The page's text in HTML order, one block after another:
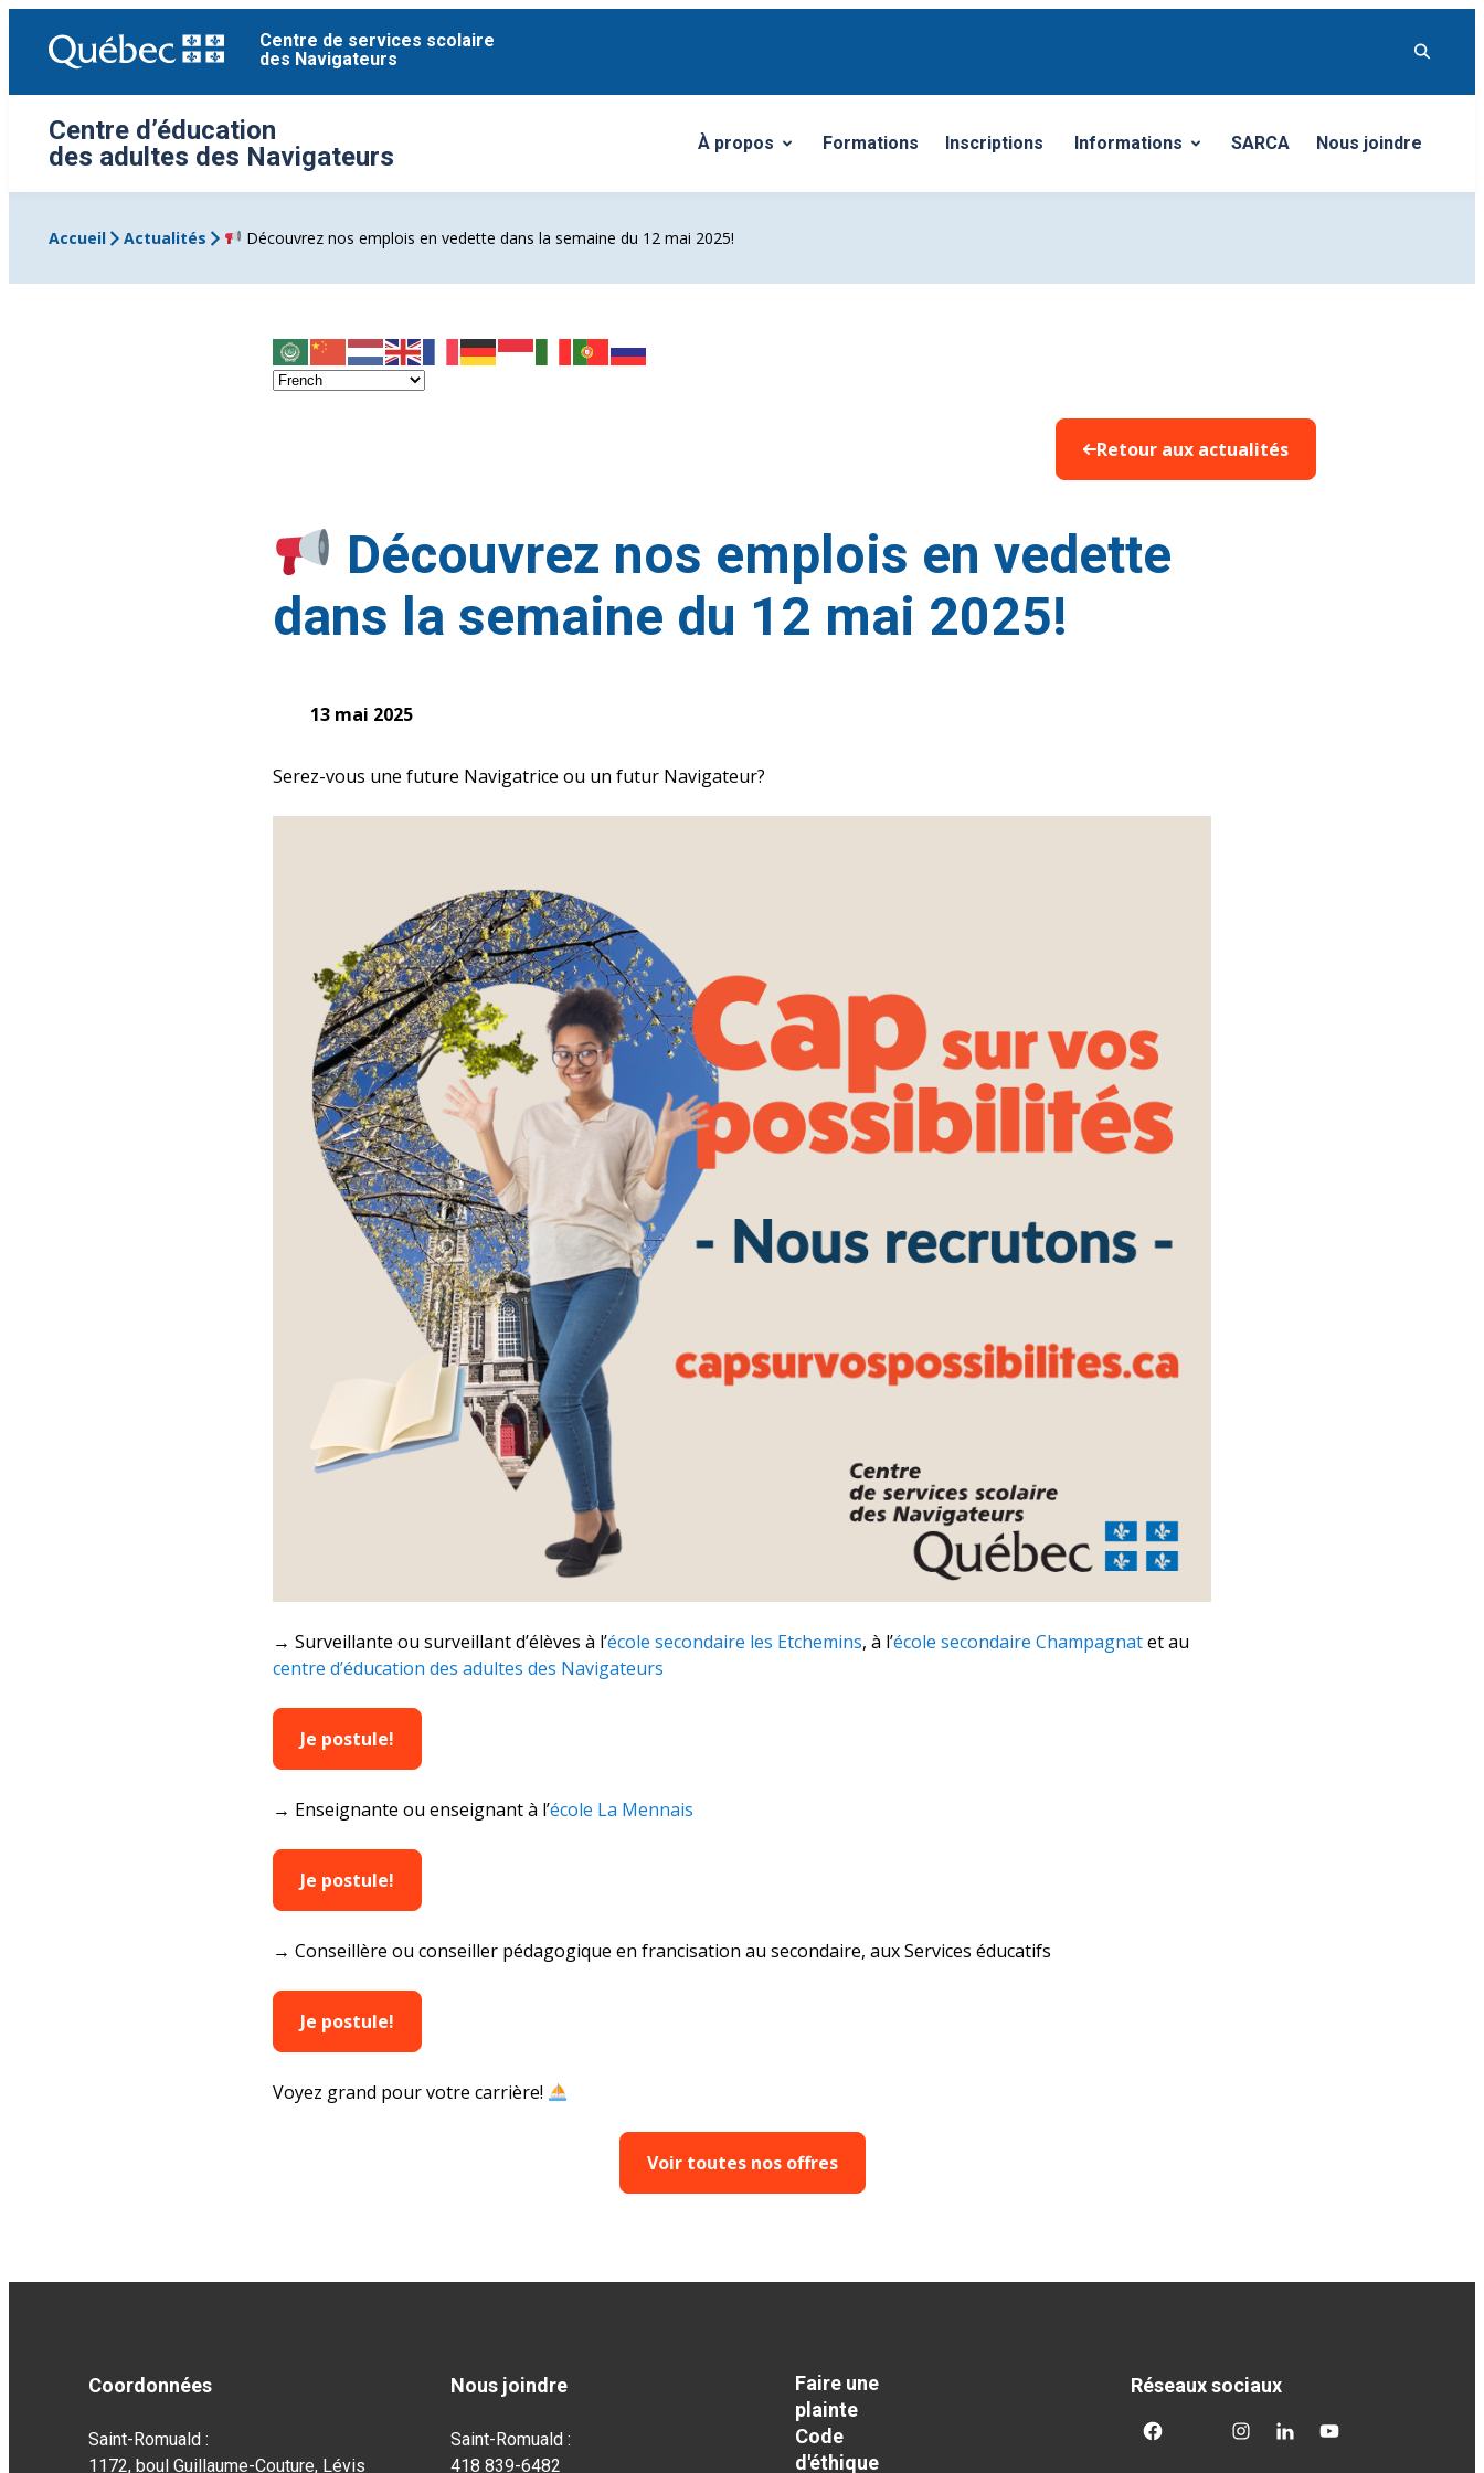
contenu
Centre de services scolaire
des Navigateurs
Centre d’éducation
des adultes des Navigateurs
À propos
Ouvrir/Fermer le sous-menu
Formations Inscriptions Informations
Ouvrir/Fermer le sous-menu
SARCA Nous joindre
Accueil Actualités Découvrez nos emplois en vedette dans la semaine du 12 mai 2025!
Retour aux actualités
Découvrez nos emplois en vedette
dans la semaine du 12 mai 2025!
13 mai 2025
Serez-vous une future Navigatrice ou un futur Navigateur?
→ Surveillante ou surveillant d’élèves à l’école secondaire les Etchemins, à l’école secondaire Champagnatet au
centre d’éducation des adultes des Navigateurs
Je postule!
→ Enseignante ou enseignant à l’école La Mennais
Je postule!
→ Conseillère ou conseiller pédagogique en francisation au secondaire, aux Services éducatifs
Je postule!
Voyez grand pour votre carrière!
Voir toutes nos offres
Coordonnées
Saint-Romuald :
1172, boul Guillaume-Couture, Lévis
Nous joindre
Saint-Romuald :
418 839-6482
Faire une
plainte
Code
d'éthique
Réseaux sociaux
facebooktwittergoogleplus
googleplusgoogleplus